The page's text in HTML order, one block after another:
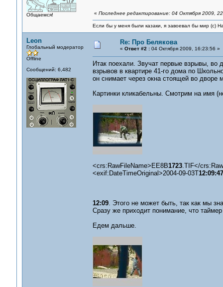
Общаемся! « Последнее редактирование: 04 Октября 2009,
Если бы у меня были казаки, я завоевал бы мир (с)
Leon
Глобальный модератор
Offline
Сообщений: 6,482
Re: Про Белякова
« Ответ #2 :04 Октября 2009, 16:23:56 »
Итак поехали. Звучат первые взрывы, во
взрывов в квартире 41-го дома по
он снимает через окна стоящей во
Картинки кликабельны. Смотрим на имя
<crs:RawFileName>EE8B1723.TIF</
<exif:DateTimeOriginal>2004-09-03T12:09:47
12:09. Этого не может быть, так как мы
Сразу же приходит понимание, что
Едем дальше.